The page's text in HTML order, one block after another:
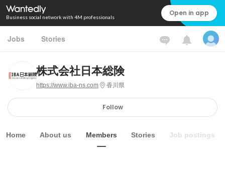
Business social network with 4M professionals Open in app
Jobs Stories
株式会社日本総険
https://www.iba-ns.com 香川県
Follow
Home About us Members Stories Job postings